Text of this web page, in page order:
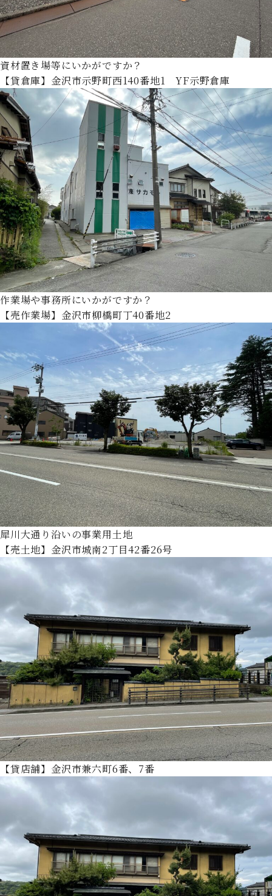
資材置き場等にいかがですか？
【貸倉庫】金沢市示野町西140番地1 YF示野倉庫
作業場や事務所にいかがですか？
【売作業場】金沢市柳橋町丁40番地2
犀川大通り沿いの事業用土地
【売土地】金沢市城南2丁目42番26号
【貸店舗】金沢市兼六町6番、7番